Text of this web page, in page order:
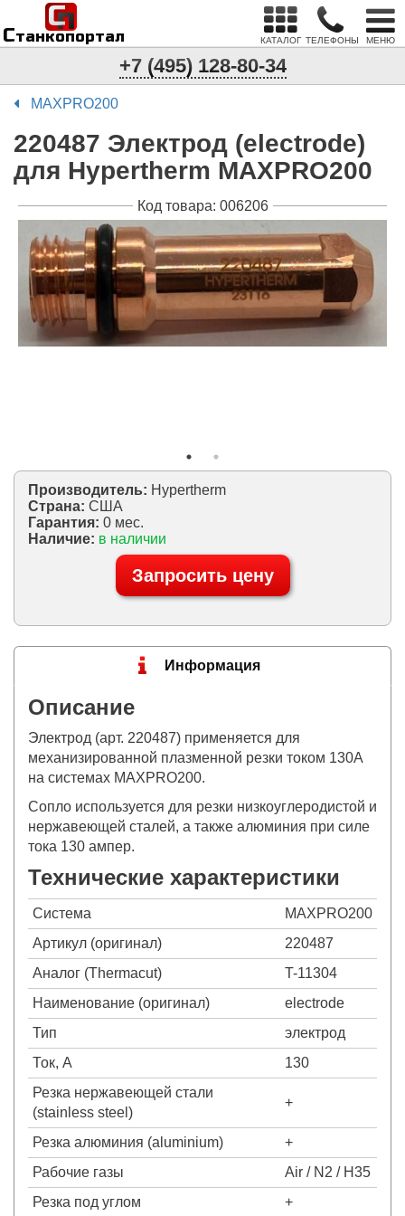
Станкопортал
п
С
КАТАЛОГ ТЕЛЕФОНЫ МЕНЮ
+7 (495) 128-80-34
MAXPRO200
220487 Электрод (electrode)
для Hypertherm MAXPRO200
Код товара: 006206
Производитель: Hypertherm
Страна: США
Гарантия: 0 мес.
Наличие: в наличии
Запросить цену
Информация
Описание
Электрод (арт. 220487) применяется для
механизированной плазменной резки током 130А
на системах MAXPRO200.
Сопло используется для резки низкоуглеродистой и
нержавеющей сталей, а также алюминия при силе
тока 130 ампер.
Технические характеристики
Система
MAXPRO200
Артикул (оригинал)
220487
Аналог (Thermacut)
T-11304
Наименование (оригинал)
electrode
Тип
электрод
Ток, А
130
Резка нержавеющей стали
(stainless steel)
+
Резка алюминия (aluminium)
+
Рабочие газы
Air / N2 / H35
Резка под углом
+